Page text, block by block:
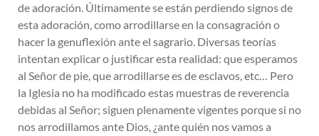
de adoración. Últimamente se están perdiendo signos de
esta adoración, como arrodillarse en la consagración o
hacer la genuflexión ante el sagrario. Diversas teorías
intentan explicar o justificar esta realidad: que esperamos
al Señor de pie, que arrodillarse es de esclavos, etc… Pero
la Iglesia no ha modificado estas muestras de reverencia
debidas al Señor; siguen plenamente vigentes porque si no
nos arrodillamos ante Dios, ¿ante quién nos vamos a